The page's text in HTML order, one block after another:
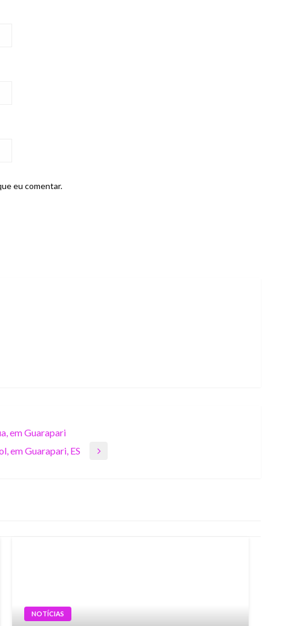
eu comentar.
em Guarapari
em Guarapari, ES
NOTÍCIAS